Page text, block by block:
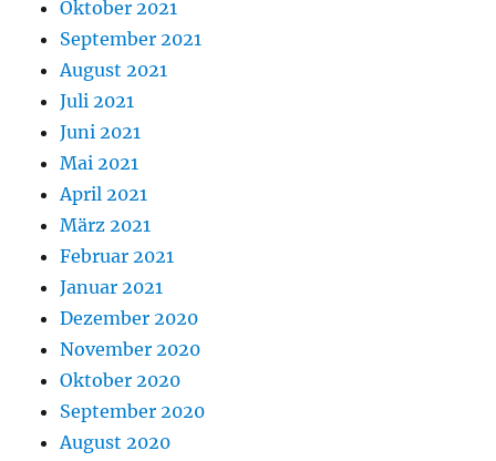
Oktober 2021
September 2021
August 2021
Juli 2021
Juni 2021
Mai 2021
April 2021
März 2021
Februar 2021
Januar 2021
Dezember 2020
November 2020
Oktober 2020
September 2020
August 2020